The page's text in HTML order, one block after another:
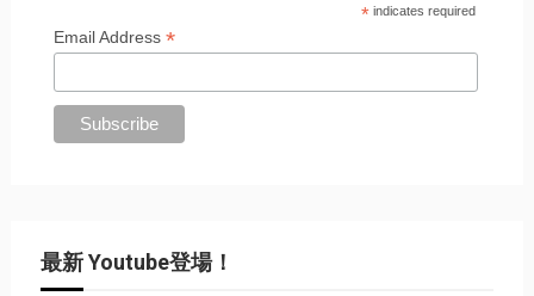
* indicates required
Email Address*
最新 Youtube登場！